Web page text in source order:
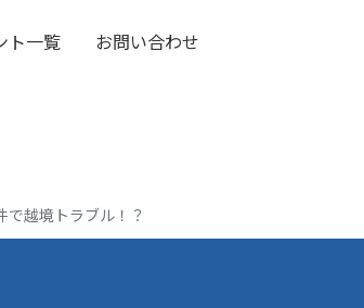
ト一覧 お問い合わせ
越境トラブル！？